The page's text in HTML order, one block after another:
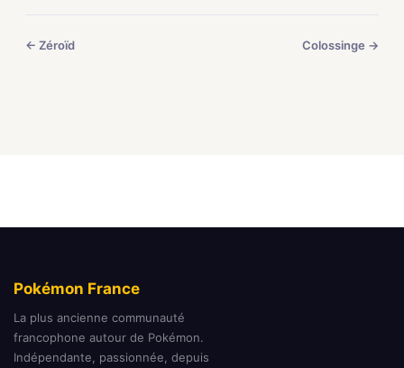
← Zéroïd Colossinge →
Pokémon France
La plus ancienne communauté
francophone autour de Pokémon.
Indépendante, passionnée, depuis